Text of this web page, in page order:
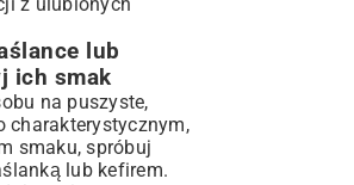
lub
ich smak
na puszyste,
charakterystycznym,
smaku, spróbuj
lub kefirem.